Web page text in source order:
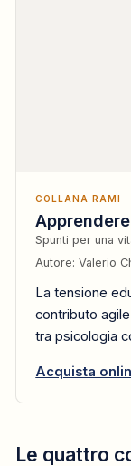
COLLANA RAMI ·
Spunti per una
Autore: Valerio
La tensione
contributo
tra psicologia
Acquista
Le quattro